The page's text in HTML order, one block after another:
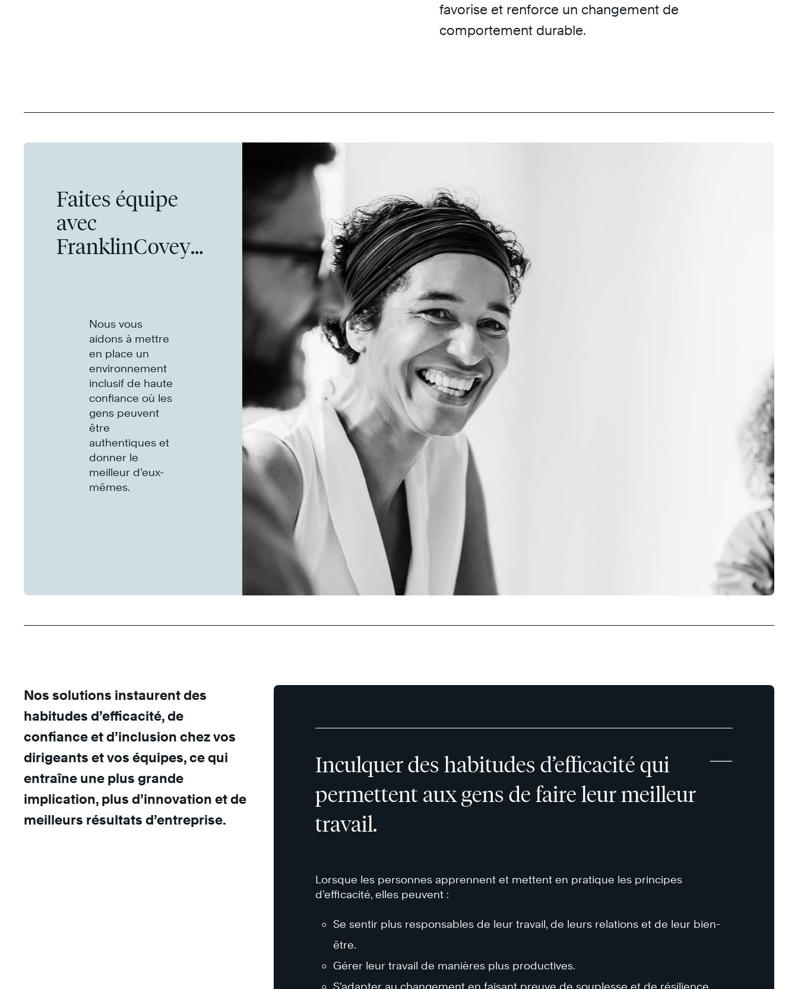
favorise et renforce un changement de
comportement durable.
Faites équipe
avec
FranklinCovey
Nous vous
aidons à mettre
en place un
environnement
inclusif de haute
confiance où les
gens peuvent
être
authentiques et
donner le
meilleur d’eux-
mêmes.
Nos solutions instaurent des
habitudes d’efficacité, de
confiance et d’inclusion chez vos
dirigeants et vos équipes, ce qui
entraîne une plus grande
implication, plus d’innovation et de
meilleurs résultats d’entreprise.
Inculquer des habitudes d’efficacité qui
permettent aux gens de faire leur meilleur
travail.
Lorsque les personnes apprennent et mettent en pratique les principes
d’efficacité, elles peuvent :
Se sentir plus responsables de leur travail, de leurs relations et de leur bien-
être.
Gérer leur travail de manières plus productives.
S’adapter au changement en faisant preuve de souplesse et de résilience